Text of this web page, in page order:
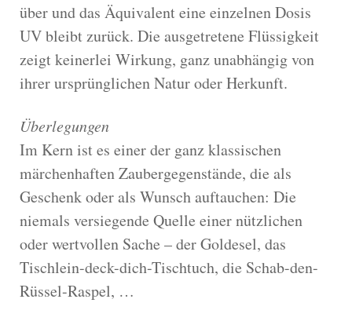
über und das Äquivalent eine einzelnen Dosis
UV bleibt zurück. Die ausgetretene Flüssigkeit
zeigt keinerlei Wirkung, ganz unabhängig von
ihrer ursprünglichen Natur oder Herkunft.
Überlegungen
Im Kern ist es einer der ganz klassischen
märchenhaften Zaubergegenstände, die als
Geschenk oder als Wunsch auftauchen: Die
niemals versiegende Quelle einer nützlichen
oder wertvollen Sache – der Goldesel, das
Tischlein-deck-dich-Tischtuch, die Schab-den-
Rüssel-Raspel, …